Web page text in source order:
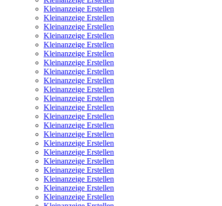
Kleinanzeige Erstellen
Kleinanzeige Erstellen
Kleinanzeige Erstellen
Kleinanzeige Erstellen
Kleinanzeige Erstellen
Kleinanzeige Erstellen
Kleinanzeige Erstellen
Kleinanzeige Erstellen
Kleinanzeige Erstellen
Kleinanzeige Erstellen
Kleinanzeige Erstellen
Kleinanzeige Erstellen
Kleinanzeige Erstellen
Kleinanzeige Erstellen
Kleinanzeige Erstellen
Kleinanzeige Erstellen
Kleinanzeige Erstellen
Kleinanzeige Erstellen
Kleinanzeige Erstellen
Kleinanzeige Erstellen
Kleinanzeige Erstellen
Kleinanzeige Erstellen